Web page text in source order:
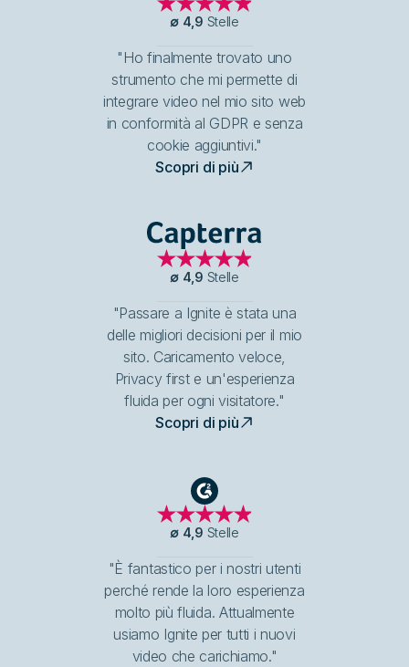
∅ 4,9 Stelle
"Ho finalmente trovato uno
strumento che mi permette di
integrare video nel mio sito web
in conformità al GDPR e senza
cookie aggiuntivi."
Scopri di più
Capterra
∅ 4,9 Stelle
"Passare a Ignite è stata una
delle migliori decisioni per il mio
sito. Caricamento veloce,
Privacy first e un'esperienza
fluida per ogni visitatore."
Scopri di più
G2
∅ 4,9 Stelle
"È fantastico per i nostri utenti
perché rende la loro esperienza
molto più fluida. Attualmente
usiamo Ignite per tutti i nuovi
video che carichiamo."